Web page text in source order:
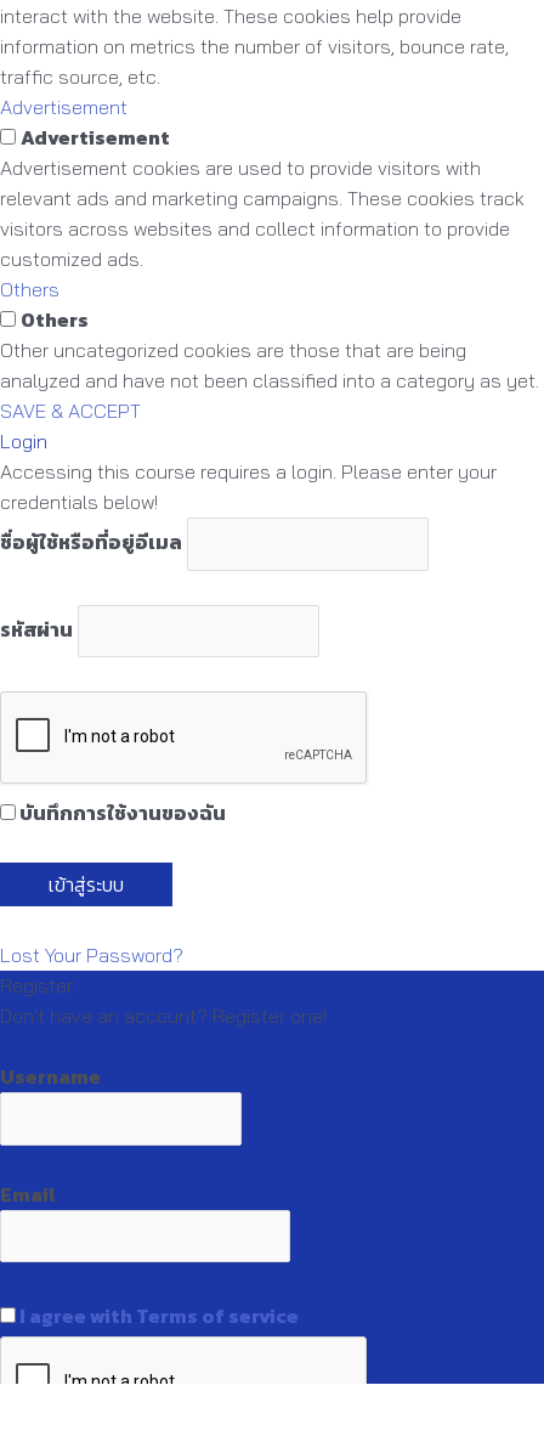
interact with the website. These cookies help provide
information on metrics the number of visitors, bounce rate,
traffic source, etc.
Advertisement
Advertisement
Advertisement cookies are used to provide visitors with
relevant ads and marketing campaigns. These cookies track
visitors across websites and collect information to provide
customized ads.
Others
Others
Other uncategorized cookies are those that are being
analyzed and have not been classified into a category as yet.
SAVE & ACCEPT
Login
Accessing this course requires a login. Please enter your
credentials below!
ชื่อผู้ใช้หรือที่อยู่อีเมล
รหัสผ่าน
บันทึกการใช้งานของฉัน
Lost Your Password?
Register
Don't have an account? Register one!
Username
Email
I agree with Terms of service